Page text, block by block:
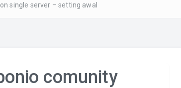
single server – setting awal
comunity